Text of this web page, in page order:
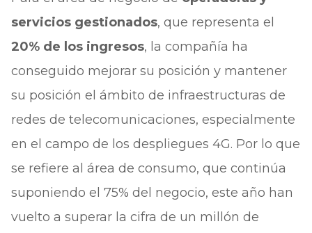
servicios gestionados, que representa el
20% de los ingresos, la compañía ha
conseguido mejorar su posición y mantener
su posición el ámbito de infraestructuras de
redes de telecomunicaciones, especialmente
en el campo de los despliegues 4G. Por lo que
se refiere al área de consumo, que continúa
suponiendo el 75% del negocio, este año han
vuelto a superar la cifra de un millón de